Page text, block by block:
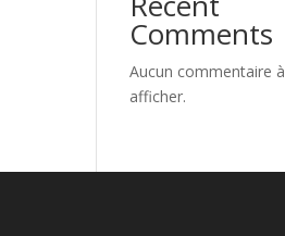
Comments
Aucun commentaire à
afficher.